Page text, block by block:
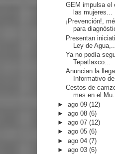
GEM impulsa el
las mujeres...
¡Prevención!,
para
Presentan
Ley de Agua,...
Ya no podía
Tepatlaxco...
Anuncian la
Informativo
Cestos de
mes en el
►ago 09(12)
►ago 08(6)
►ago 07(12)
►ago 05(6)
►ago 04(7)
►ago 03(6)